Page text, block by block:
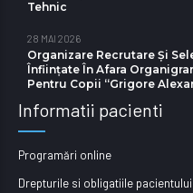
Tehnic
28 MAI 2026
Organizare Recrutare Și
Înființate În Afara
Pentru Copii “Grigore
Informatii pacienti
Programări online
Drepturile si obligatiile pacientului